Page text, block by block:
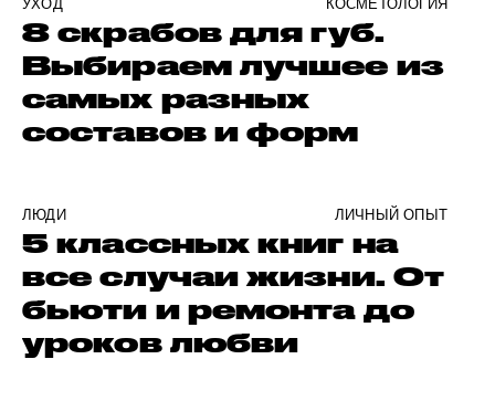
УХОД КОСМЕТОЛОГИЯ
8 скрабов для губ.
Выбираем лучшее из
самых разных
составов и форм
ЛЮДИ ЛИЧНЫЙ ОПЫТ
5 классных книг на
все случаи жизни. От
бьюти и ремонта до
уроков любви